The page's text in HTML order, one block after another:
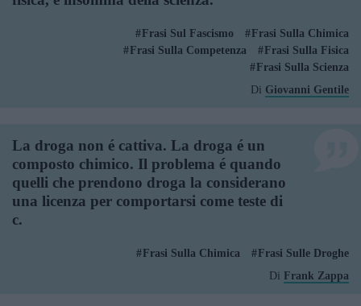
Frasi Sul Fascismo
Frasi Sulla Chimica
Frasi Sulla Competenza
Frasi Sulla Fisica
Frasi Sulla Scienza
Di Giovanni Gentile
La droga non é cattiva. La droga é un
composto chimico. Il problema é quando
quelli che prendono droga la considerano
una licenza per comportarsi come teste di
c.
Frasi Sulla Chimica
Frasi Sulle Droghe
Di Frank Zappa